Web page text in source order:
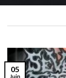
05
Juin